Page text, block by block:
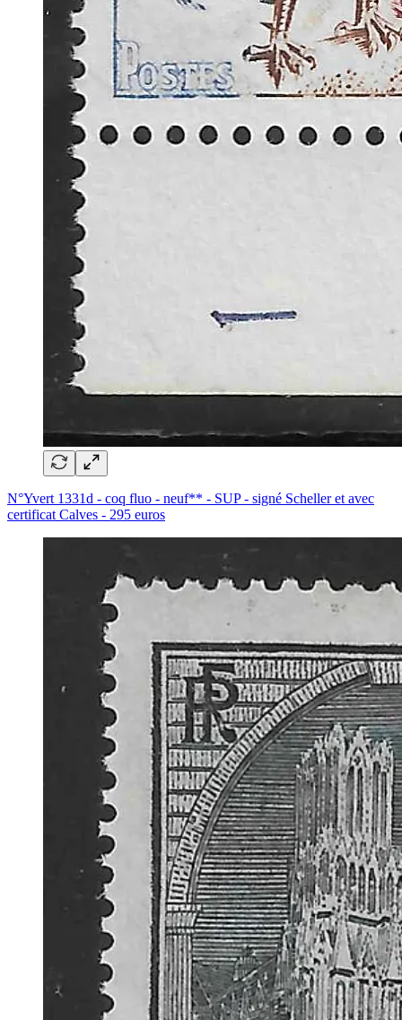
N°Yvert 1331d - coq fluo - neuf** - SUP - signé Scheller et avec
certificat Calves - 295 euros